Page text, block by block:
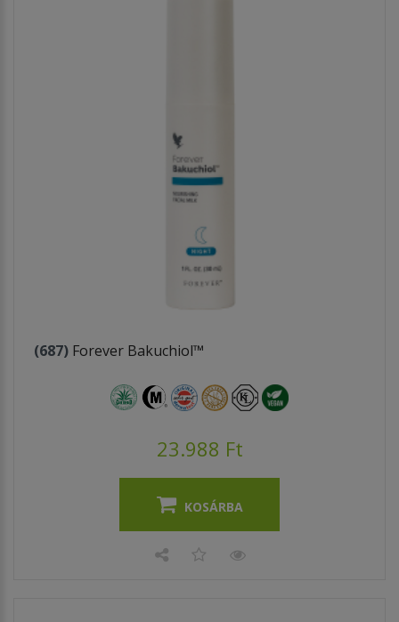
(687) Forever Bakuchiol™
23.988 Ft
KOSÁRBA